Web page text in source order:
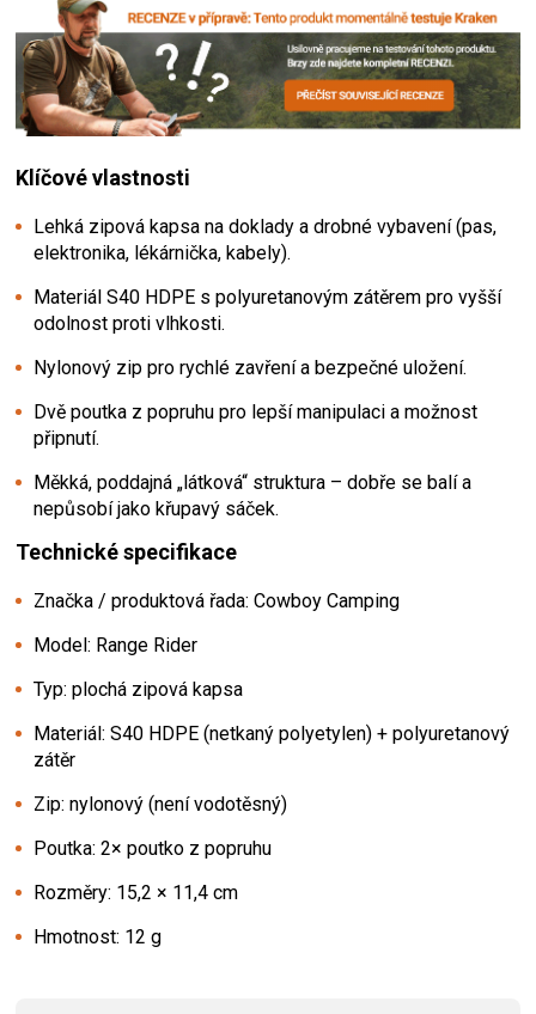
Klíčové vlastnosti
Lehká zipová kapsa na doklady a drobné vybavení (pas,
elektronika, lékárnička, kabely).
Materiál S40 HDPE s polyuretanovým zátěrem pro vyšší
odolnost proti vlhkosti.
Nylonový zip pro rychlé zavření a bezpečné uložení.
Dvě poutka z popruhu pro lepší manipulaci a možnost
připnutí.
Měkká, poddajná „látková“ struktura – dobře se balí a
nepůsobí jako křupavý sáček.
Technické specifikace
Značka / produktová řada: Cowboy Camping
Model: Range Rider
Typ: plochá zipová kapsa
Materiál: S40 HDPE (netkaný polyetylen) + polyuretanový
zátěr
Zip: nylonový (není vodotěsný)
Poutka: 2× poutko z popruhu
Rozměry: 15,2 × 11,4 cm
Hmotnost: 12 g